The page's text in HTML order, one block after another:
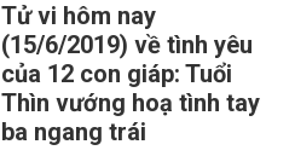
Tử vi hôm nay
(15/6/2019) về tình yêu
của 12 con giáp: Tuổi
Thìn vướng hoạ tình tay
ba ngang trái